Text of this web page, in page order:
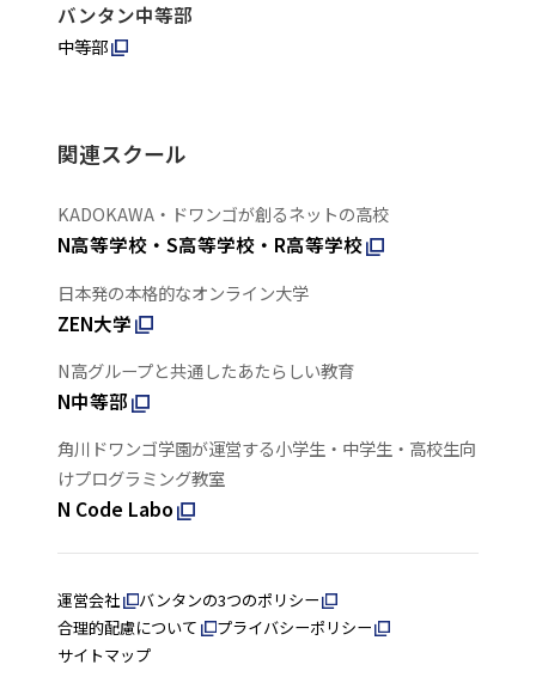
バンタン中等部
中等部
関連スクール
KADOKAWA・ドワンゴが創るネットの高校
N高等学校・S高等学校・R高等学校
日本発の本格的なオンライン大学
ZEN大学
N高グループと共通したあたらしい教育
N中等部
角川ドワンゴ学園が運営する小学生・中学生・高校生向
けプログラミング教室
N Code Labo
運営会社
バンタンの3つのポリシー
合理的配慮について
プライバシーポリシー
サイトマップ